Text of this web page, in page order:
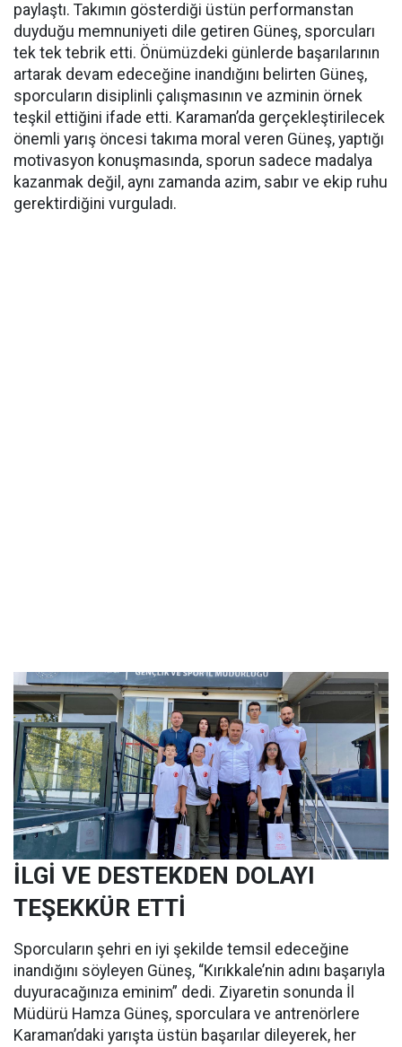
paylaştı. Takımın gösterdiği üstün performanstan
duyduğu memnuniyeti dile getiren Güneş, sporcuları
tek tek tebrik etti. Önümüzdeki günlerde başarılarının
artarak devam edeceğine inandığını belirten Güneş,
sporcuların disiplinli çalışmasının ve azminin örnek
teşkil ettiğini ifade etti. Karaman’da gerçekleştirilecek
önemli yarış öncesi takıma moral veren Güneş, yaptığı
motivasyon konuşmasında, sporun sadece madalya
kazanmak değil, aynı zamanda azim, sabır ve ekip ruhu
gerektirdiğini vurguladı.
İLGİ VE DESTEKDEN DOLAYI
TEŞEKKÜR ETTİ
Sporcuların şehri en iyi şekilde temsil edeceğine
inandığını söyleyen Güneş, “Kırıkkale’nin adını başarıyla
duyuracağınıza eminim” dedi. Ziyaretin sonunda İl
Müdürü Hamza Güneş, sporculara ve antrenörlere
Karaman’daki yarışta üstün başarılar dileyerek, her